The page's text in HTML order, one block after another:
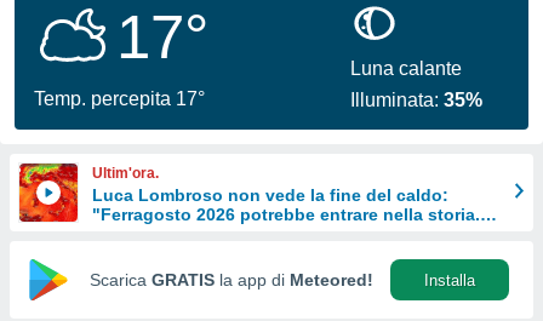
per
le
di
Web
17°
Temp. percepita 17°
Luna calante
Illuminata:35%
Ultim'ora.
Luca Lombroso non vede la fine del caldo:
"Ferragosto 2026 potrebbe entrare nella storia.
Scarica GRATIS la app di Meteored! Installa